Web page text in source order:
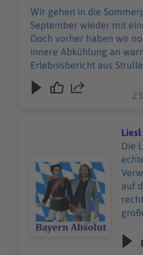
Wir gehen in die
September wieder mit
Doch vorher haben wir
innere Abkühlung an
Erlebnisbericht aus
Audiotitel - Liesl Karlstadt
Die
auf